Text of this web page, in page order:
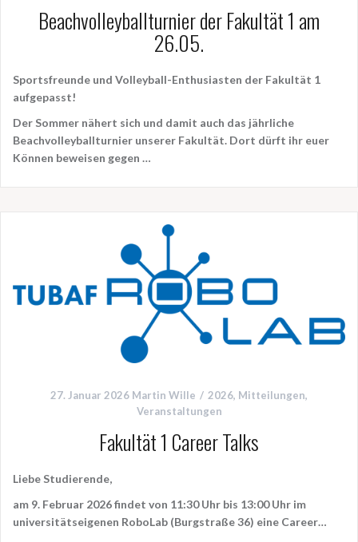
Beachvolleyballturnier der Fakultät 1 am
26.05.
Sportsfreunde und Volleyball-Enthusiasten der Fakultät 1
aufgepasst!
Der Sommer nähert sich und damit auch das jährliche
Beachvolleyballturnier unserer Fakultät. Dort dürft ihr euer
Können beweisen gegen …
27. Januar 2026 Martin Wille 2026, Mitteilungen,
Veranstaltungen
Fakultät 1 Career Talks
Liebe Studierende,
am 9. Februar 2026findet von 11:30 Uhr bis 13:00 Uhr im
universitätseigenen RoboLab (Burgstraße 36) eine Career…